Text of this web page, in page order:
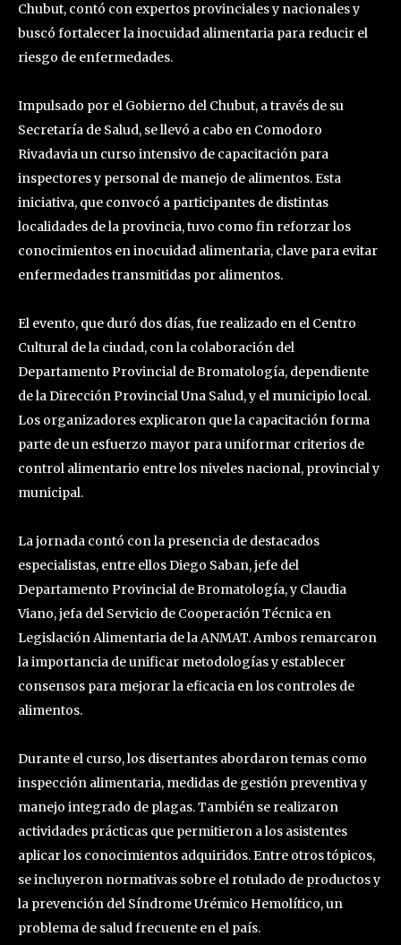
Chubut, contó con expertos provinciales y nacionales y
buscó fortalecer la inocuidad alimentaria para reducir el
riesgo de enfermedades.
Impulsado por el Gobierno del Chubut, a través de su
Secretaría de Salud, se llevó a cabo en Comodoro
Rivadavia un curso intensivo de capacitación para
inspectores y personal de manejo de alimentos. Esta
iniciativa, que convocó a participantes de distintas
localidades de la provincia, tuvo como fin reforzar los
conocimientos en inocuidad alimentaria, clave para evitar
enfermedades transmitidas por alimentos.
El evento, que duró dos días, fue realizado en el Centro
Cultural de la ciudad, con la colaboración del
Departamento Provincial de Bromatología, dependiente
de la Dirección Provincial Una Salud, y el municipio local.
Los organizadores explicaron que la capacitación forma
parte de un esfuerzo mayor para uniformar criterios de
control alimentario entre los niveles nacional, provincial y
municipal.
La jornada contó con la presencia de destacados
especialistas, entre ellos Diego Saban, jefe del
Departamento Provincial de Bromatología, y Claudia
Viano, jefa del Servicio de Cooperación Técnica en
Legislación Alimentaria de la ANMAT. Ambos remarcaron
la importancia de unificar metodologías y establecer
consensos para mejorar la eficacia en los controles de
alimentos.
Durante el curso, los disertantes abordaron temas como
inspección alimentaria, medidas de gestión preventiva y
manejo integrado de plagas. También se realizaron
actividades prácticas que permitieron a los asistentes
aplicar los conocimientos adquiridos. Entre otros tópicos,
se incluyeron normativas sobre el rotulado de productos y
la prevención del Síndrome Urémico Hemolítico, un
problema de salud frecuente en el país.